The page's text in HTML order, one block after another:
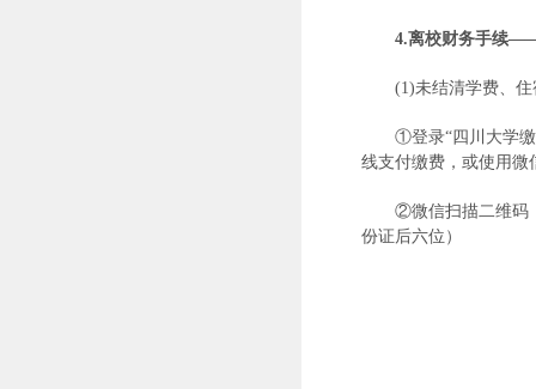
4.离校财务手续
(1)未结清学费、
①登录“四川大学缴
线支付缴费，或使用微
②微信扫描二维码
份证后六位）